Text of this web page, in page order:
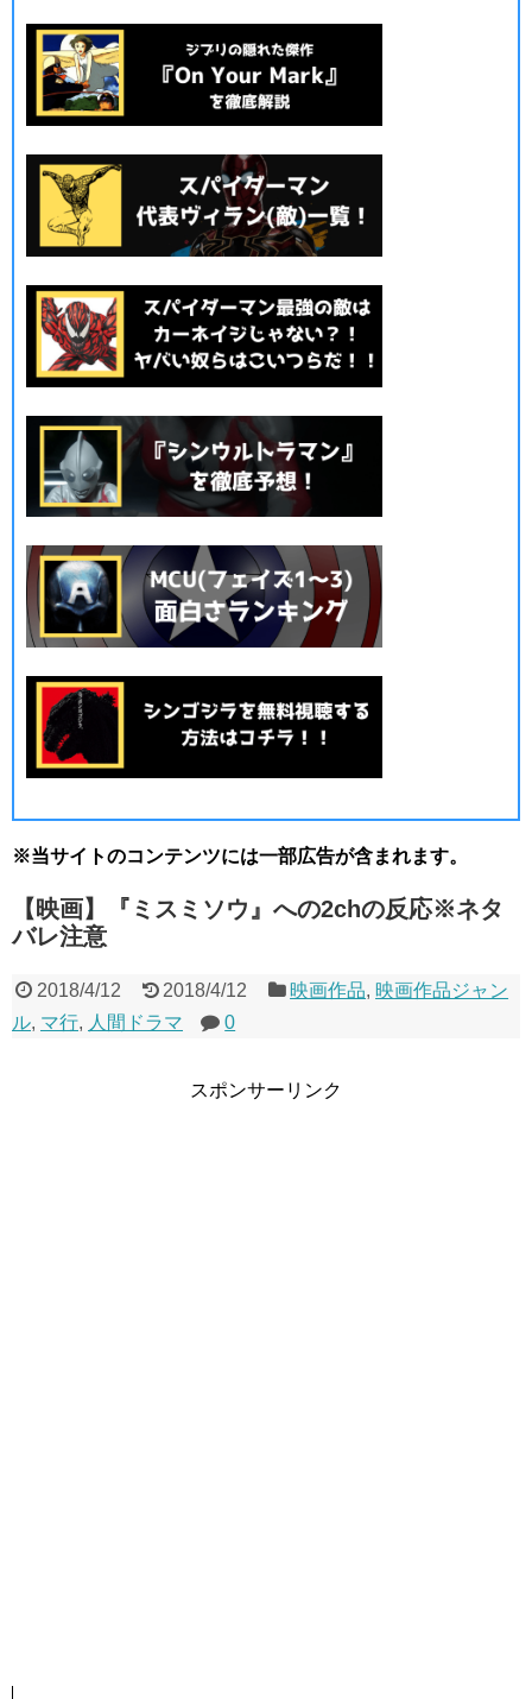
※当サイトのコンテンツには一部広告が含まれます。
【映画】『ミスミソウ』への2chの反応※ネタ
バレ注意
2018/4/12 2018/4/12 映画作品, 映画作品ジャン
ル, マ行, 人間ドラマ 0
スポンサーリンク